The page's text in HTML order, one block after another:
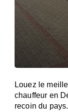
Louez le
chauffeur en
recoin du